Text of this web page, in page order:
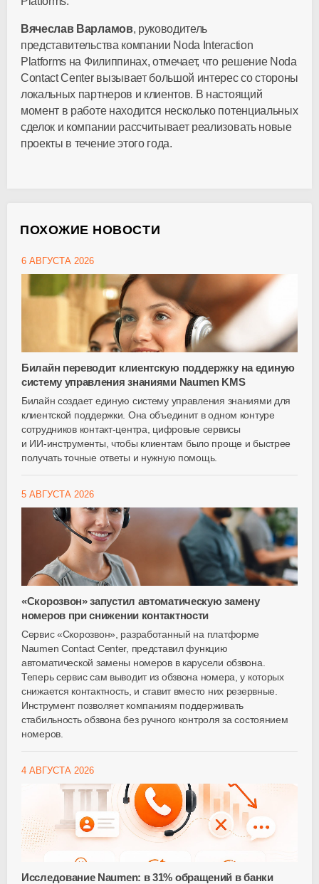
Вячеслав Варламов, руководитель
представительства компании Noda Interaction
Platforms на Филиппинах, отмечает, что решение Noda
Contact Center вызывает большой интерес со стороны
локальных партнеров и клиентов. В настоящий
момент в работе находится несколько потенциальных
сделок и компании рассчитывает реализовать новые
проекты в течение этого года.
ПОХОЖИЕ НОВОСТИ
6 АВГУСТА 2026
Билайн переводит клиентскую поддержку на единую
систему управления знаниями Naumen KMS
Билайн создает единую систему управления знаниями для
клиентской поддержки. Она объединит в одном контуре
сотрудников контакт-центра , цифровые сервисы
и ИИ-инструменты , чтобы клиентам было проще и быстрее
получать точные ответы и нужную помощь.
5 АВГУСТА 2026
«Скорозвон» запустил автоматическую замену
номеров при снижении контактности
Сервис «Скорозвон», разработанный на платформе
Naumen Contact Center, представил функцию
автоматической замены номеров в карусели обзвона.
Теперь сервис сам выводит из обзвона номера, у которых
снижается контактность, и ставит вместо них резервные.
Инструмент позволяет компаниям поддерживать
стабильность обзвона без ручного контроля за состоянием
номеров.
4 АВГУСТА 2026
Исследование Naumen: в 31% обращений в банки